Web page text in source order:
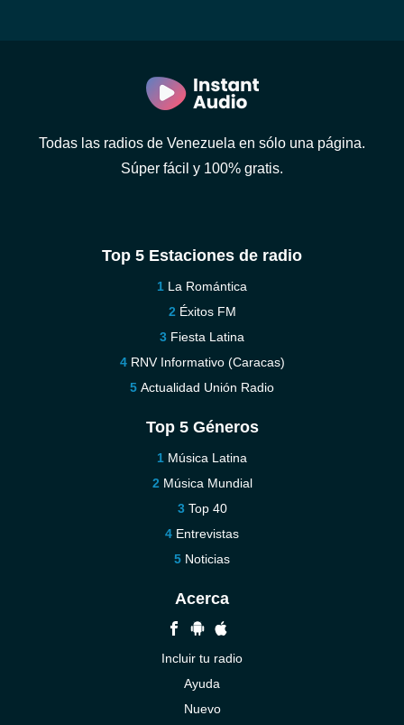
Todas las radios de Venezuela en sólo una página.
Súper fácil y 100% gratis.
Top 5 Estaciones de radio
La Romántica
Éxitos FM
Fiesta Latina
RNV Informativo (Caracas)
Actualidad Unión Radio
Top 5 Géneros
Música Latina
Música Mundial
Top 40
Entrevistas
Noticias
Acerca
Incluir tu radio
Ayuda
Nuevo